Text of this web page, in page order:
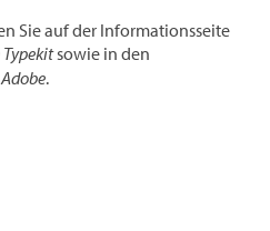
Sie auf der Informationsseite
sowie in den
Adobe.